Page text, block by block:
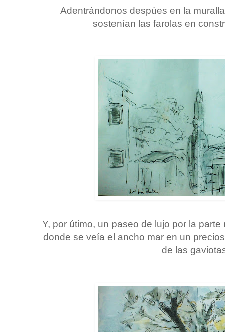
Adentrándonos despúes en la
sostenían las farolas en
Y, por útimo, un paseo de lujo por la
donde se veía el ancho mar en un
de las